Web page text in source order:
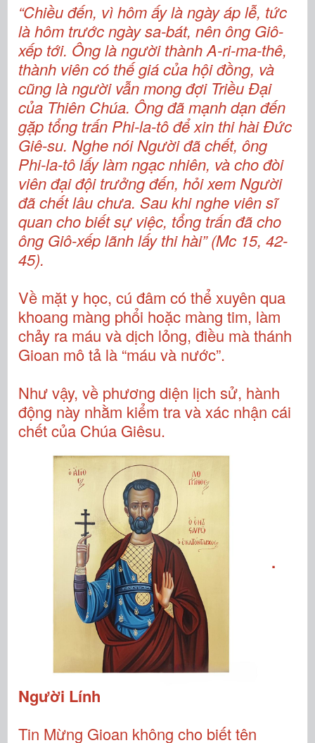
“Chiều đến, vì hôm ấy là ngày áp lễ, tức
là hôm trước ngày sa-bát, nên ông Giô-
xếp tới. Ông là người thành A-ri-ma-thê,
thành viên có thế giá của hội đồng, và
cũng là người vẫn mong đợi Triều Đại
của Thiên Chúa. Ông đã mạnh dạn đến
gặp tổng trấn Phi-la-tô để xin thi hài Đức
Giê-su. Nghe nói Người đã chết, ông
Phi-la-tô lấy làm ngạc nhiên, và cho đòi
viên đại đội trưởng đến, hỏi xem Người
đã chết lâu chưa. Sau khi nghe viên sĩ
quan cho biết sự việc, tổng trấn đã cho
ông Giô-xếp lãnh lấy thi hài” (Mc 15, 42-
45).
Về mặt y học, cú đâm có thể xuyên qua
khoang màng phổi hoặc màng tim, làm
chảy ra máu và dịch lỏng, điều mà thánh
Gioan mô tả là “máu và nước”.
Như vậy, về phương diện lịch sử, hành
động này nhằm kiểm tra và xác nhận cái
chết của Chúa Giêsu.
.
Người Lính
Tin Mừng Gioan không cho biết tên